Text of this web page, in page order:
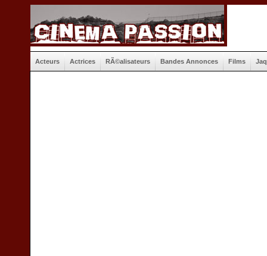
Acteurs Actrices RÃ©alisateurs Bandes Annonces Films